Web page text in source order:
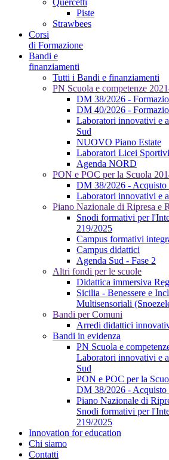
Piste
Strawbees
Corsi
di Formazione
Bandi e
finanziamenti
Tutti i Bandi e finanziamenti
PN Scuola e competenze
DM 38/2026 -
DM 40/2026 -
Laboratori innovativi e
Sud
NUOVO Piano Estate
Laboratori Licei Sportivi
Agenda NORD
PON e POC per la Scuola
DM 38/2026 - Acquisto
Laboratori innovativi e
Piano Nazionale di Ripresa e
Snodi formativi per
219/2025
Campus formativi
Campus didattici
Agenda Sud - Fase 2
Altri fondi per le scuole
Didattica immersiva
Sicilia - Benessere e
Multisensoriali
Bandi per Comuni
Arredi didattici
Bandi in evidenza
PN Scuola e
Laboratori innovativi e
Sud
PON e POC per la
DM 38/2026 - Acquisto
Piano Nazionale di
Snodi formativi per
219/2025
Innovation for education
Chi siamo
Contatti